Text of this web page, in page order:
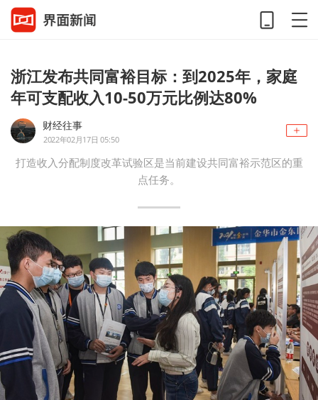
浙江发布共同富裕目标：到2025年，家庭
年可支配收入10-50万元比例达80%
财经往事
2022年02月17日 05:50
打造收入分配制度改革试验区是当前建设共同富裕示范区的重
点任务。